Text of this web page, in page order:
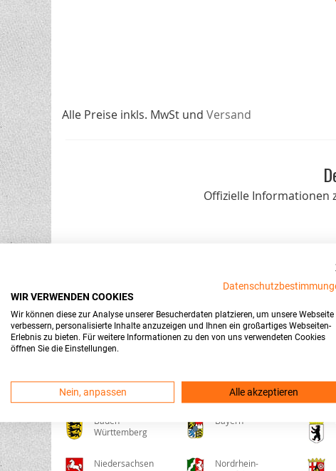
Alle Preise inkls. MwSt und Versand
Offizielle Informationen
Berlin Bonn Bremen Dortmund Duisburg
Baden-
Württemberg
Bayern
Niedersachsen
Nordrhein-
WIR VERWENDEN COOKIES
Wir können diese zur Analyse unserer Besucherdaten platzieren, um unsere Webseite
verbessern, personalisierte Inhalte anzuzeigen und Ihnen ein großartiges Webseiten-
Erlebnis zu bieten. Für weitere Informationen zu den von uns verwendeten Cookies
öffnen Sie die Einstellungen.
Nein, anpassen Alle akzeptieren